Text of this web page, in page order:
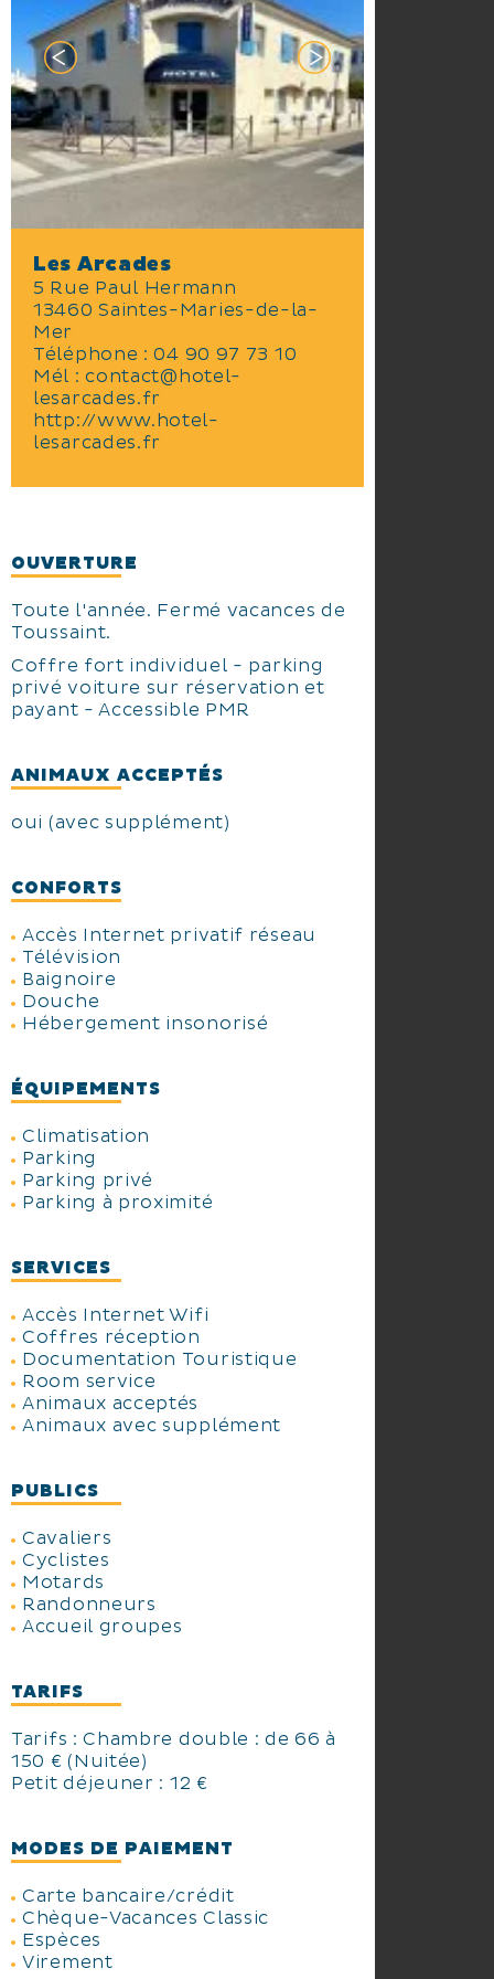
Les Arcades
5 Rue Paul Hermann
13460 Saintes-Maries-de-la-
Mer
Téléphone :04 90 97 73 10
Mél :contact@hotel-
lesarcades.fr
http://www.hotel-
lesarcades.fr
OUVERTURE
Toute l'année. Fermé vacances de
Toussaint.
Coffre fort individuel - parking
privé voiture sur réservation et
payant - Accessible PMR
ANIMAUX ACCEPTÉS
oui (avec supplément)
CONFORTS
Accès Internet privatif réseau
Télévision
Baignoire
Douche
Hébergement insonorisé
ÉQUIPEMENTS
Climatisation
Parking
Parking privé
Parking à proximité
SERVICES
Accès Internet Wifi
Coffres réception
Documentation Touristique
Room service
Animaux acceptés
Animaux avec supplément
PUBLICS
Cavaliers
Cyclistes
Motards
Randonneurs
Accueil groupes
TARIFS
Tarifs : Chambre double : de 66 à
150 € (Nuitée)
Petit déjeuner : 12 €
MODES DE PAIEMENT
Carte bancaire/crédit
Chèque-Vacances Classic
Espèces
Virement